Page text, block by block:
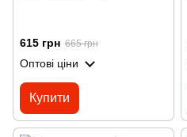
615 грн 665 грн
Оптові ціни
Купити